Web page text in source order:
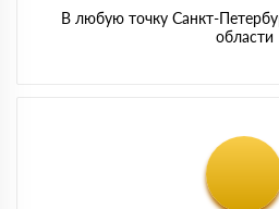
В любую точку Санкт-
области